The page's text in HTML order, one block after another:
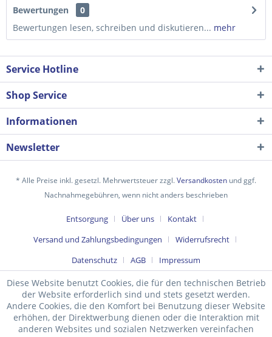
Ich habe dieDatenschutzerklärunggelesen,
Mit * gekennzeichnete Felder sind Pflichtfelder.
Senden
Bewertungen
0
Bewertungen lesen, schreiben und diskutieren... mehr
Service Hotline
Shop Service
Informationen
Newsletter
* Alle Preise inkl. gesetzl. Mehrwertsteuer zzgl.Versandkosten und ggf.
Nachnahmegebühren, wenn nicht anders beschrieben
Entsorgung Über uns
Kontakt
Versand und Zahlungsbedingungen
Widerrufsrecht
Datenschutz
AGB Impressum
Diese Website benutzt Cookies, die für den technischen Betrieb
der Website erforderlich sind und stets gesetzt werden.
Andere Cookies, die den Komfort bei Benutzung dieser Website
erhöhen, der Direktwerbung dienen oder die Interaktion mit
anderen Websites und sozialen Netzwerken vereinfachen